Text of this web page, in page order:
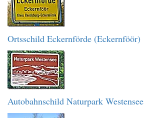
Ortsschild Eckernförde (Eckernföör)
Autobahnschild Naturpark Westensee